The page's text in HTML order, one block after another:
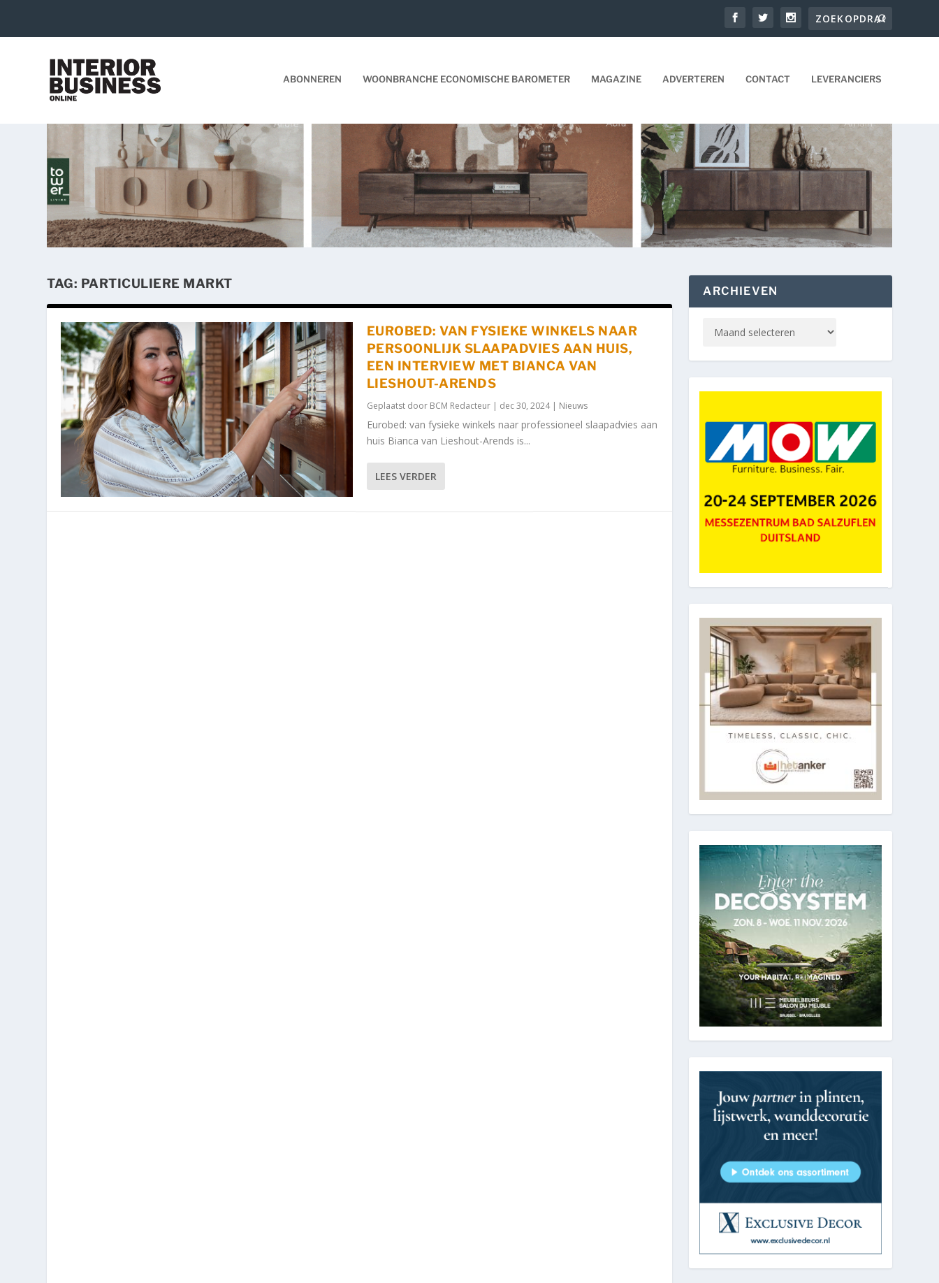
ABONNEREN WOONBRANCHE ECONOMISCHE BAROMETER MAGAZINE ADVERTEREN CONTACT LEVERANCIERS
TAG: PARTICULIERE MARKT
EUROBED: VAN FYSIEKE WINKELS NAAR
PERSOONLIJK SLAAPADVIES AAN HUIS,
EEN INTERVIEW MET BIANCA VAN
LIESHOUT-ARENDS
Geplaatst door BCM Redacteur| dec 30, 2024| Nieuws
Eurobed: van fysieke winkels naar professioneel slaapadvies aan
huis Bianca van Lieshout-Arends is...
LEES VERDER
ARCHIEVEN